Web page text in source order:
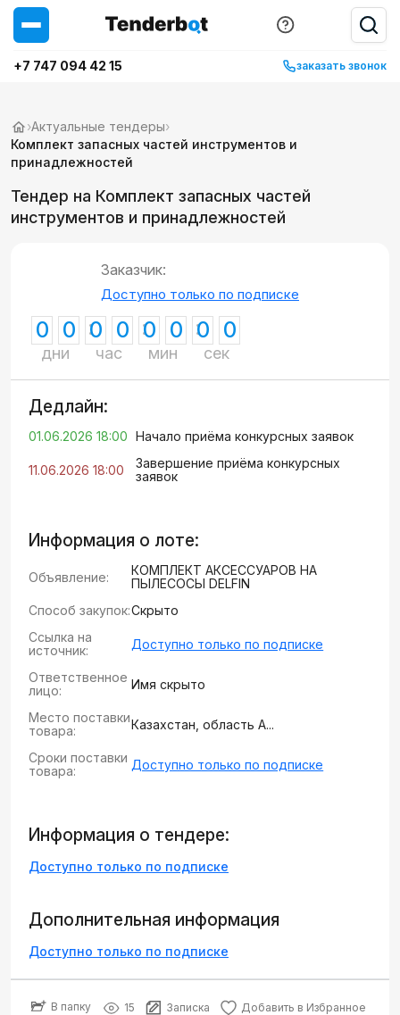
+7 747 094 42 15 заказать звонок
›Актуальные тендеры›
Комплект запасных частей инструментов и
принадлежностей
Тендер на Комплект запасных частей
инструментов и принадлежностей
Заказчик:
Доступно только по подписке
0 0
дни
0 0
час
0 0
мин
0 0
сек
Дедлайн:
01.06.2026 18:00 Начало приёма конкурсных заявок
11.06.2026 18:00
Завершение приёма конкурсных
заявок
Информация о лоте:
Объявление:
КОМПЛЕКТ АКСЕССУАРОВ НА
ПЫЛЕСОСЫ DELFIN
Способ закупок:Скрыто
Ссылка на
источник:
Доступно только по подписке
Ответственное
лицо:
Имя скрыто
Место поставки
товара:
Казахстан, область А...
Сроки поставки
товара:
Доступно только по подписке
Информация о тендере:
Доступно только по подписке
Дополнительная информация
Доступно только по подписке
В папку 15 Записка Добавить в Избранное